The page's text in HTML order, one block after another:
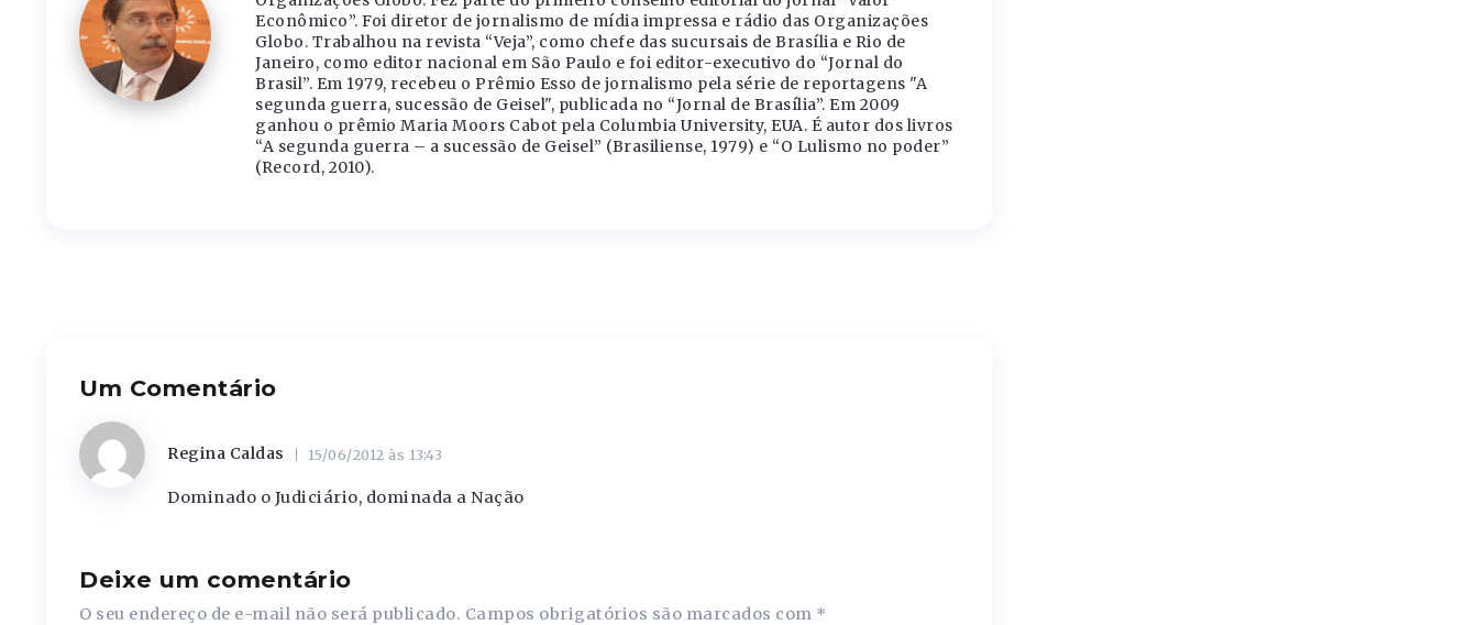
Econômico”. Foi diretor de jornalismo de mídia impressa e rádio das Organizações
Globo. Trabalhou na revista “Veja”, como chefe das sucursais de Brasília e Rio de
Janeiro, como editor nacional em São Paulo e foi editor-executivo do “Jornal do
Brasil”. Em 1979, recebeu o Prêmio Esso de jornalismo pela série de reportagens "A
segunda guerra, sucessão de Geisel", publicada no “Jornal de Brasília”. Em 2009
ganhou o prêmio Maria Moors Cabot pela Columbia University, EUA. É autor dos livros
“A segunda guerra – a sucessão de Geisel” (Brasiliense, 1979) e “O Lulismo no poder”
(Record, 2010).
Um Comentário
Regina Caldas 15/06/2012 às 13:43
Dominado o Judiciário, dominada a Nação
Deixe um comentário
O seu endereço de e-mail não será publicado. Campos obrigatórios são marcados com *